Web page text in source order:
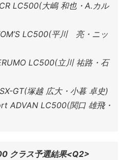
LC500(大嶋 和也・A.カル
LC500(平川 亮・ニッ
LC500(立川 祐路・石
GT(塚越 広大・小暮 卓史)
ADVAN LC500(関口 雄飛・
クラス予選結果<Q2>